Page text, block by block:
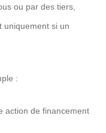
ou par des tiers,
uniquement si un
:
action de financement